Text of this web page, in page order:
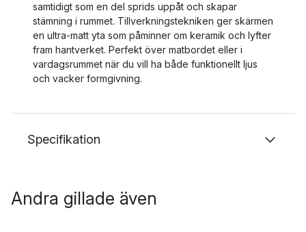
samtidigt som en del sprids uppåt och skapar
stämning i rummet. Tillverkningstekniken ger skärmen
en ultra-matt yta som påminner om keramik och lyfter
fram hantverket. Perfekt över matbordet eller i
vardagsrummet när du vill ha både funktionellt ljus
och vacker formgivning.
Specifikation
Andra gillade även